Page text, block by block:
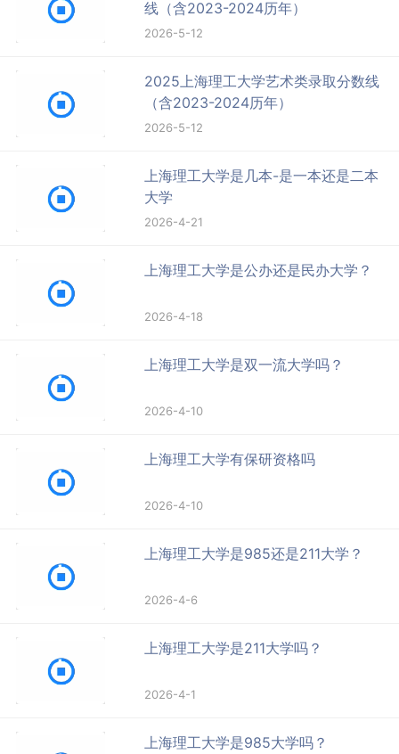
线（含2023-2024历年）
2026-5-12
2025上海理工大学艺术类录取分数线
（含2023-2024历年）
2026-5-12
上海理工大学是几本-是一本还是二本
大学
2026-4-21
上海理工大学是公办还是民办大学？
2026-4-18
上海理工大学是双一流大学吗？
2026-4-10
上海理工大学有保研资格吗
2026-4-10
上海理工大学是985还是211大学？
2026-4-6
上海理工大学是211大学吗？
2026-4-1
上海理工大学是985大学吗？